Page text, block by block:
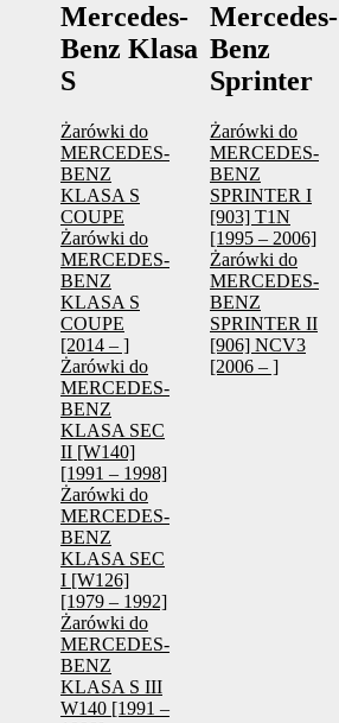
Mercedes-
Benz Klasa
S
Żarówki do
MERCEDES-
BENZ
KLASA S
COUPE
Żarówki do
MERCEDES-
BENZ
KLASA S
COUPE
[2014 – ]
Żarówki do
MERCEDES-
BENZ
KLASA SEC
II [W140]
[1991 – 1998]
Żarówki do
MERCEDES-
BENZ
KLASA SEC
I [W126]
[1979 – 1992]
Żarówki do
MERCEDES-
BENZ
KLASA S III
W140 [1991 –
Mercedes-
Benz
Sprinter
Żarówki do
MERCEDES-
BENZ
SPRINTER I
[903] T1N
[1995 – 2006]
Żarówki do
MERCEDES-
BENZ
SPRINTER II
[906] NCV3
[2006 – ]